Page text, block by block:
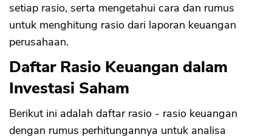
setiap rasio, serta mengetahui cara dan rumus
untuk menghitung rasio dari laporan keuangan
perusahaan.
Daftar Rasio Keuangan dalam
Investasi Saham
Berikut ini adalah daftar rasio - rasio keuangan
dengan rumus perhitungannya untuk analisa